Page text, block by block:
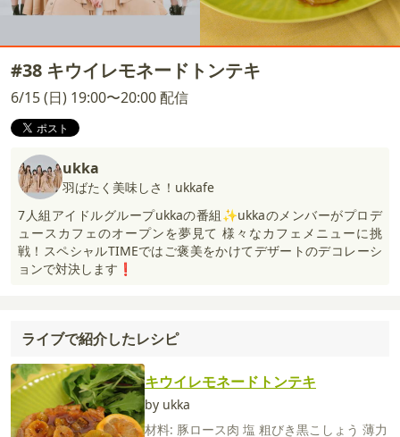
#38 キウイレモネードトンテキ
6/15 (日) 19:00〜20:00 配信
ukka
羽ばたく美味しさ！ukkafe
7人組アイドルグループukkaの番組✨ukkaのメンバーがプロデ
ュースカフェのオープンを夢見て 様々なカフェメニューに挑
戦！スペシャルTIMEではご褒美をかけてデザートのデコレーシ
ョンで対決します❗️
ライブで紹介したレシピ
キウイレモネードトンテキ
by ukka
材料: 豚ロース肉 塩 粗びき黒こしょう 薄力